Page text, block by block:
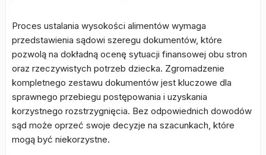
Proces ustalania wysokości alimentów wymaga
przedstawienia sądowi szeregu dokumentów, które
pozwolą na dokładną ocenę sytuacji finansowej obu stron
oraz rzeczywistych potrzeb dziecka. Zgromadzenie
kompletnego zestawu dokumentów jest kluczowe dla
sprawnego przebiegu postępowania i uzyskania
korzystnego rozstrzygnięcia. Bez odpowiednich dowodów
sąd może oprzeć swoje decyzje na szacunkach, które
mogą być niekorzystne.